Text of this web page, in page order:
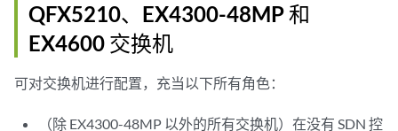
QFX5210、EX4300-48MP 和
EX4600 交换机
可对交换机进行配置，充当以下所有角色：
（除 EX4300-48MP 以外的所有交换机）在没有 SDN 控